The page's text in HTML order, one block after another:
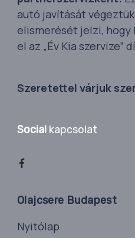
autó javítását
elismerését jelzi, hogy
el az „Év Kia szervize”
Szeretettel várjuk
Social kapcsolat
Olajcsere Budapest
Nyitólap